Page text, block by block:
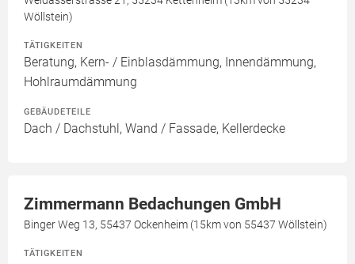
Wöllstein)
TÄTIGKEITEN
Beratung, Kern- / Einblasdämmung, Innendämmung,
Hohlraumdämmung
GEBÄUDETEILE
Dach / Dachstuhl, Wand / Fassade, Kellerdecke
Zimmermann Bedachungen GmbH
Binger Weg 13, 55437 Ockenheim (15km von 55437 Wöllstein)
TÄTIGKEITEN